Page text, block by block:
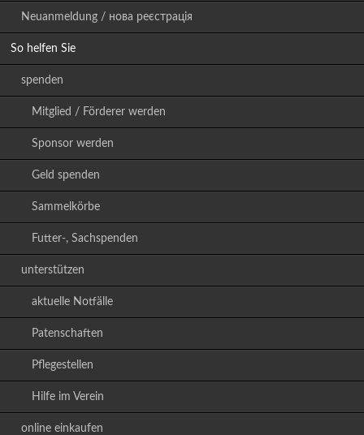
Neuanmeldung / нова реєстрація
So helfen Sie
spenden
Mitglied / Förderer werden
Sponsor werden
Geld spenden
Sammelkörbe
Futter-, Sachspenden
unterstützen
aktuelle Notfälle
Patenschaften
Pflegestellen
Hilfe im Verein
online einkaufen